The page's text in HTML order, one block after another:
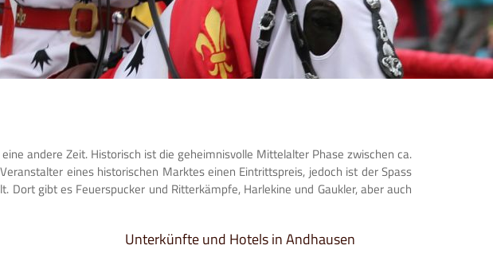
andere Zeit. Historisch ist die geheimnisvolle Mittelalter Phase zwischen ca.
eines historischen Marktes einen Eintrittspreis, jedoch ist der Spass
gibt es Feuerspucker und Ritterkämpfe, Harlekine und Gaukler, aber auch
Unterkünfte und Hotels in Andhausen